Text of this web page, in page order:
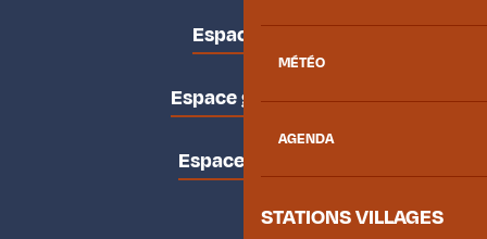
MÉTÉO
AGENDA
STATIONS VILLAGES
Espace pro
Espace groupes
Espace presse